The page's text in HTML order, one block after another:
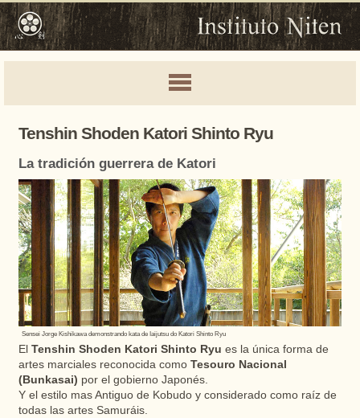
Tenshin Shoden Katori Shinto Ryu
La tradición guerrera de Katori
Sensei Jorge Kishikawa demonstrando kata de Iaijutsu do Katori Shinto Ryu
El Tenshin Shoden Katori Shinto Ryu es la única forma de
artes marciales reconocida como Tesouro Nacional
(Bunkasai) por el gobierno Japonés.
Y el estilo mas Antiguo de Kobudo y considerado como raíz de
todas las artes Samuráis.